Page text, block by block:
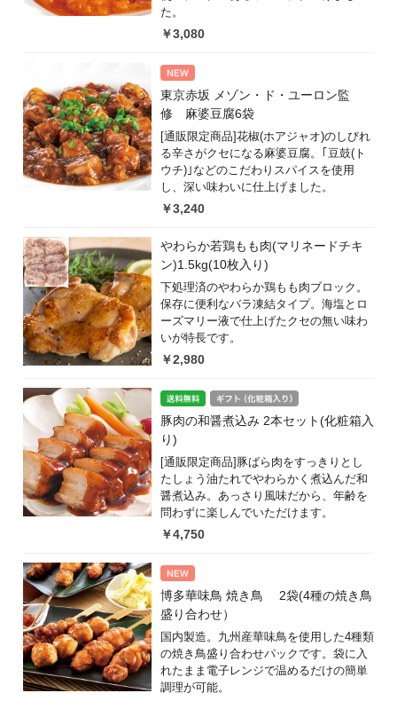
た。
￥3,080
東京赤坂 メゾン・ド・ユーロン監
修 麻婆豆腐6袋
[通販限定商品]花椒(ホアジャオ)のしびれ
る辛さがクセになる麻婆豆腐。｢豆鼓(ト
ウチ)｣などのこだわりスパイスを使用
し、深い味わいに仕上げました。
￥3,240
やわらか若鶏もも肉(マリネードチキ
ン)1.5kg(10枚入り)
下処理済のやわらか鶏もも肉ブロック。
保存に便利なバラ凍結タイプ。海塩とロ
ーズマリー液で仕上げたクセの無い味わ
いが特長です。
￥2,980
豚肉の和醤煮込み 2本セット(化粧箱入
り)
[通販限定商品]豚ばら肉をすっきりとし
たしょう油たれでやわらかく煮込んだ和
醤煮込み。あっさり風味だから、年齢を
問わずに楽しんでいただけます。
￥4,750
博多華味鳥 焼き鳥 2袋(4種の焼き鳥
盛り合わせ）
国内製造。九州産華味鳥を使用した4種類
の焼き鳥盛り合わせパックです。袋に入
れたまま電子レンジで温めるだけの簡単
調理が可能。